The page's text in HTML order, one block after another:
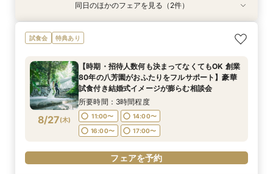
特典あり
8/26(水)
【ご結婚が決まったばかりのおふたりへ 】「お
顔合わせ」から結婚式当日までトータルサポート
&絶品ローストビーフの豪華試食会付フェア
所要時間：3時間程度
11:00〜
14:00〜
16:00〜
17:00〜
フェアを予約
特典あり
8/26(水)
【時期・招待人数何も決まってなくてもOK 創業
80年の八芳園がおふたりをフルサポート】豪華
所要時間：3時間程度
11:00〜
14:00〜
16:00〜
17:00〜
フェアを予約
同日のほかのフェアを見る（2件）
試食会 特典あり
8/27(木)
【時期・招待人数何も決まってなくてもOK 創業
80年の八芳園がおふたりをフルサポート】豪華
試食付き結婚式イメージが膨らむ相談会
所要時間：3時間程度
11:00〜
14:00〜
16:00〜
17:00〜
フェアを予約